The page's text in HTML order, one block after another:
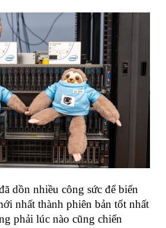
dồn nhiều công sức để biến
nhất thành phiên bản tốt nhất
phải lúc nào cũng chiến